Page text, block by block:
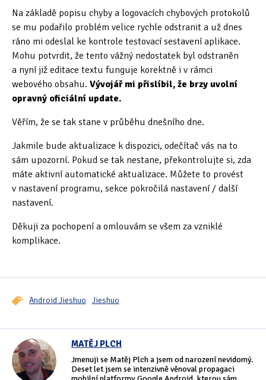
Na základě popisu chyby a logovacích chybových protokolů
se mu podařilo problém velice rychle odstranit a už dnes
ráno mi odeslal ke kontrole testovací sestavení aplikace.
Mohu potvrdit, že tento vážný nedostatek byl odstraněn
a nyní již editace textu funguje korektně i v rámci
webového obsahu. Vývojář mi přislíbil, že brzy uvolní
opravný oficiální update.
Věřím, že se tak stane v průběhu dnešního dne.
Jakmile bude aktualizace k dispozici, odečítač vás na to
sám upozorní. Pokud se tak nestane, překontrolujte si, zda
máte aktivní automatické aktualizace. Můžete to provést
v nastavení programu, sekce pokročilá nastavení / další
nastavení.
Děkuji za pochopení a omlouvám se všem za vzniklé
komplikace.
Android Jieshuo Jieshuo
MATĚJ PLCH
Jmenuji se Matěj Plch a jsem od narození nevidomý.
Deset let jsem se intenzivně věnoval propagaci